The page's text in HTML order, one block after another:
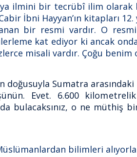
ilmini bir tecrübî ilim
İbni Hayyan’ın kitapları
bir resmi vardır. O
kat ediyor ki ancak
misali vardır. Çoğu benim
doğusuyla Sumatra
Evet. 6.600
bulacaksınız, o ne müthiş
bilimleri